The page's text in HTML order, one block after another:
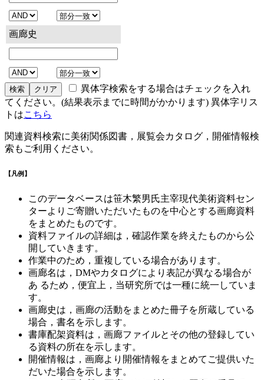
画廊史
異体字検索をする場合はチェックを入れ
てください。(結果表示までに時間がかかります) 異体字リス
トはこちら
関連資料検索に美術関係図書，展覧会カタログ，開催情報検
索もご利用ください。
【凡例】
このデータベースは笹木繁男氏主宰現代美術資料セン
ターよりご寄贈いただいたものを中心とする画廊資料
をまとめたものです。
資料ファイルの詳細は，確認作業を終えたものから公
開していきます。
作業中のため，重複している場合があります。
画廊名は，DMやカタログにより表記が異なる場合が
あ るため，便宜上，当研究所では一種に統一していま
す。
画廊史は，画廊の活動をまとめた冊子を所蔵している
場合，書名を示します。
書庫配架資料は，画廊ファイルとその他の登録してい
る資料の所在を示します。
開催情報は，画廊より開催情報をまとめてご提供いた
だいた場合を示します。